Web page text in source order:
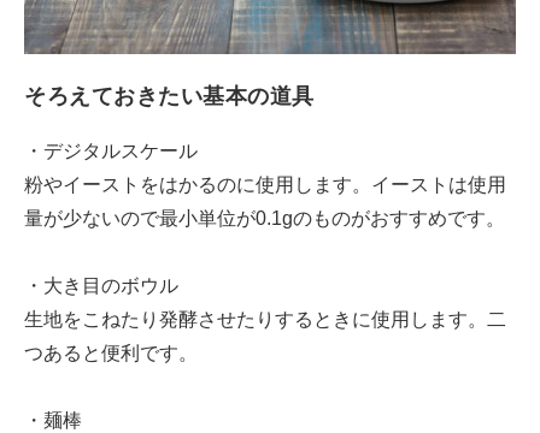
そろえておきたい基本の道具
・デジタルスケール
粉やイーストをはかるのに使用します。イーストは使用
量が少ないので最小単位が0.1gのものがおすすめです。
・大き目のボウル
生地をこねたり発酵させたりするときに使用します。二
つあると便利です。
・麺棒